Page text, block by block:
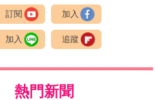
訂閱 加入
加入 追蹤
熱門新聞